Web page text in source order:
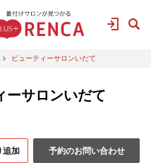
ビューティーサロンいだて
ーサロンいだて
追加 予約のお問い合わせ